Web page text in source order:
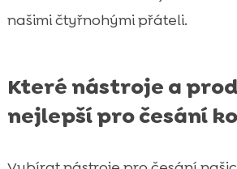
našimi čtyřnohými přáteli.
Které nástroje a
nejlepší pro česání